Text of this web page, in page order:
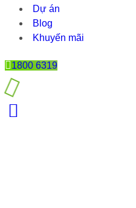
Dự án
Blog
Khuyến mãi
1800 6319